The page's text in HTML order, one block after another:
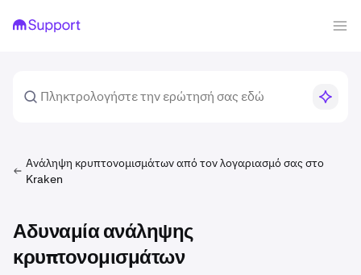
Ανάληψη κρυπτονομισμάτων από τον λογαριασμό σας στο
Kraken
Αδυναμία ανάληψης
κρυπτονομισμάτων